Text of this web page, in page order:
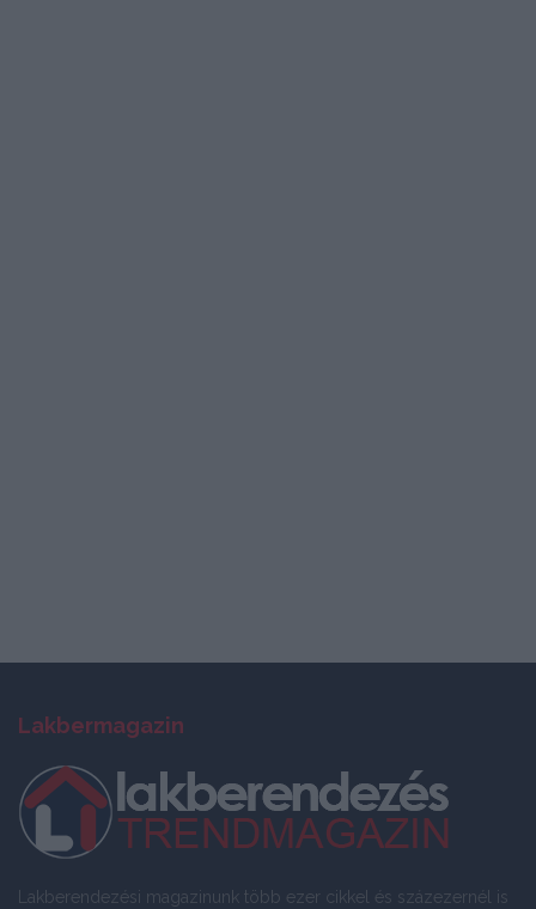
Lakbermagazin
Lakberendezési magazinunk több ezer cikkel és százezernél is